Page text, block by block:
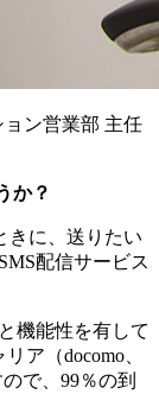
ン営業部 主任
か？
きに、送りたい
配信サービス
機能性を有して
ア（docomo、
で、99％の到